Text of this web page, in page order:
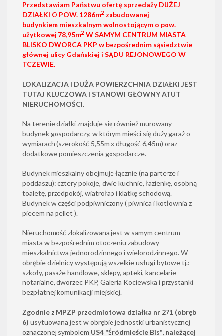
Przedstawiam Państwu ofertę sprzedaży DUŻEJ
DZIAŁKI O POW. 1286m2 zabudowanej
budynkiem mieszkalnym wolnostojącym o pow.
użytkowej 78,95m2 W SAMYM CENTRUM MIASTA
BLISKO DWORCA PKP w bezpośrednim sąsiedztwie
głównej ulicy Gdańskiej i SĄDU REJONOWEGO W
TCZEWIE.
LOKALIZACJA I DUŻA POWIERZCHNIA DZIAŁKI JEST
TUTAJ KLUCZOWA I STANOWI GŁÓWNY ATUT
NIERUCHOMOŚCI.
Na terenie działki znajduje się również murowany
budynek gospodarczy, w którym mieści się duży garaż o
wymiarach (szerokość 5,55m x długość 6,45m) oraz
dodatkowe pomieszczenia gospodarcze.
Budynek mieszkalny obejmuje łącznie (na parterze i
poddaszu): cztery pokoje, dwie kuchnie, łazienkę, osobną
toaletę, przedpokój, wiatrołap i klatkę schodową.
Budynek w części podpiwniczony ( piwnica i kotłownia z
piecem na pellet ).
Nieruchomość zlokalizowana jest w samym centrum
miasta w bezpośrednim otoczeniu zabudowy
mieszkalnictwa jednorodzinnego i wielorodzinnego. W
obrębie dzielnicy występują wszelkie usługi bytowe tj.:
szkoły, pasaże handlowe, sklepy, apteki, kancelarie
notarialne, dworzec PKP, Galeria Kociewska i przystanki
bezpłatnej komunikacji miejskiej.
Zgodnie z MPZP przedmiotowa działka nr 271 (obręb
6) usytuowana jest w obrębie jednostki urbanistycznej
oznaczonej symbolem US4 "Śródmieście Bis", należącej